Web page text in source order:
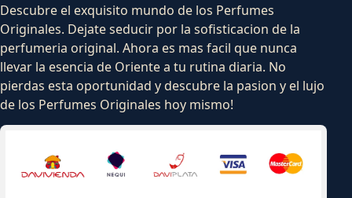
Descubre el exquisito mundo de los Perfumes
Originales. Dejate seducir por la sofisticacion de la
perfumeria original. Ahora es mas facil que nunca
llevar la esencia de Oriente a tu rutina diaria. No
pierdas esta oportunidad y descubre la pasion y el lujo
de los Perfumes Originales hoy mismo!